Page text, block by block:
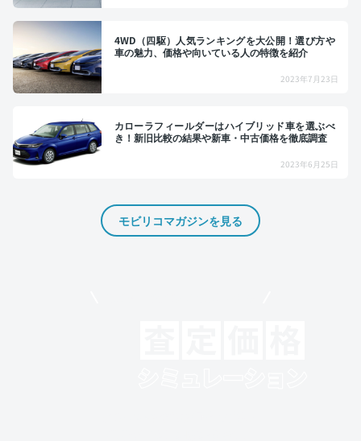
4WD（四駆）人気ランキングを大公開！選び方や
車の魅力、価格や向いている人の特徴を紹介
2023年7月23日
カローラフィールダーはハイブリッド車を選ぶべ
き！新旧比較の結果や新車・中古価格を徹底調査
2023年6月25日
モビリコマガジンを見る